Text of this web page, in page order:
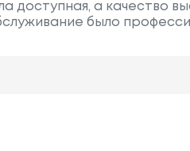
доступная, а качество
было